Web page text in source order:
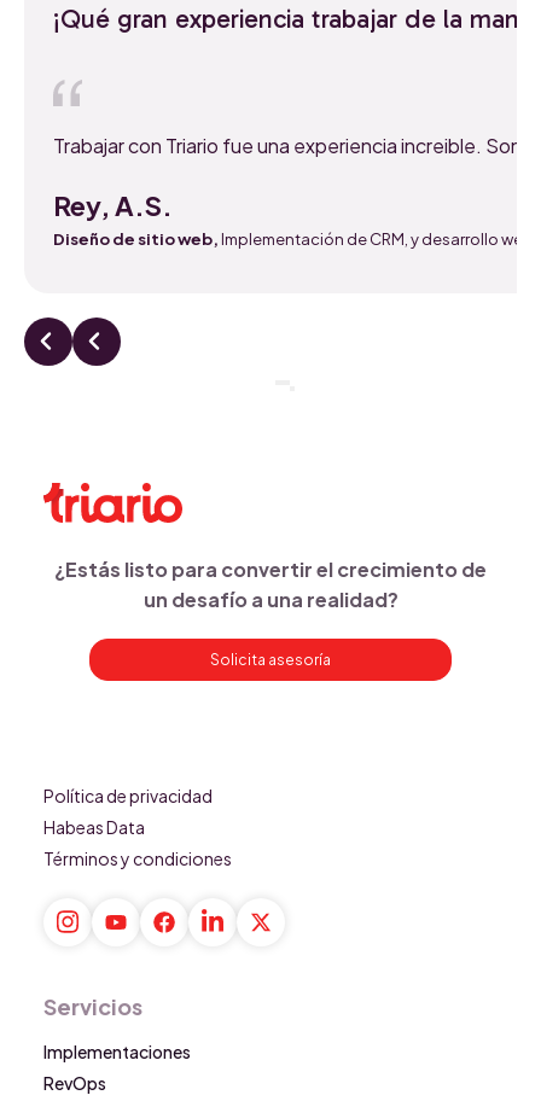
¡Qué gran experiencia trabajar de la
Trabajar con Triario fue una experiencia increible.
Rey, A.S.
Diseño de sitio web,Implementación de CRM, y desarrollo web.
¿Estás listo para convertir el crecimiento de
un desafío a una realidad?
Solicita asesoría
Política de privacidad
Habeas Data
Términos y condiciones
Servicios
Implementaciones
RevOps